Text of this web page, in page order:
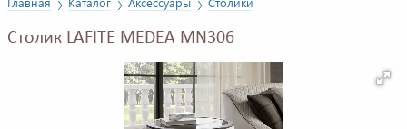
Столик LAFITE MEDEA MN306